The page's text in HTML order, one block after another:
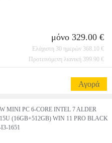
μόνο 329.00 €
Ελάχιστη 30 ημερών 368.10 €
Προτεινόμενη λιανική 399.90 €
Αγορά
MINI PC 6-CORE INTEL 7 ALDER
(16GB+512GB) WIN 11 PRO BLACK
1651